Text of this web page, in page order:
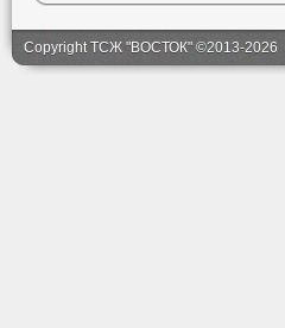
Copyright ТСЖ "ВОСТОК" ©2013-2026